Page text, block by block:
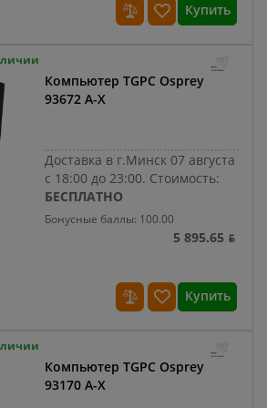
Купить
Компьютер TGPC Osprey
93672 A-X
Доставка в г.Минск 07 августа
с 18:00 до 23:00. Стоимость:
БЕСПЛАТНО
Бонусные баллы: 100.00
5 895.65 ƃ
Купить
Компьютер TGPC Osprey
93170 A-X